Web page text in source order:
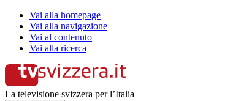
Vai alla homepage
Vai alla navigazione
Vai al contenuto
Vai alla ricerca
La televisione svizzera per l’Italia